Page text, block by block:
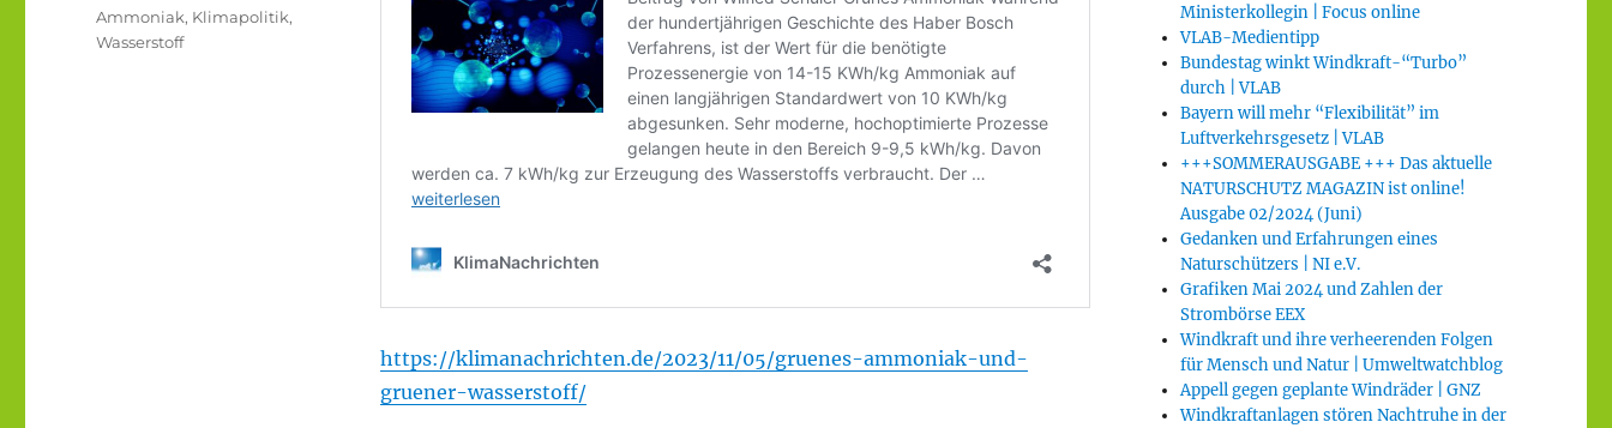
https://klimanachrichten.de/2023/11/05/gruenes-ammoniak-und-
gruener-wasserstoff/
Schlagwörter
Ammoniak, Klimapolitik,
Wasserstoff
Ministerkollegin | Focus online
VLAB-Medientipp
Bundestag winkt Windkraft-“Turbo”
durch | VLAB
Bayern will mehr “Flexibilität” im
Luftverkehrsgesetz | VLAB
+++SOMMERAUSGABE +++ Das aktuelle
NATURSCHUTZ MAGAZIN ist online!
Ausgabe 02/2024 (Juni)
Gedanken und Erfahrungen eines
Naturschützers | NI e.V.
Grafiken Mai 2024 und Zahlen der
Strombörse EEX
Windkraft und ihre verheerenden Folgen
für Mensch und Natur | Umweltwatchblog
Appell gegen geplante Windräder | GNZ
Windkraftanlagen stören Nachtruhe in der